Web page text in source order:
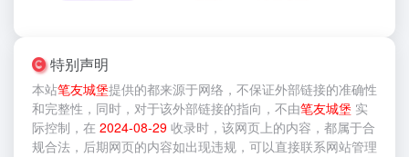
特别声明
本站笔友城堡提供的都来源于网络，不保证外部链接的准确性
和完整性，同时，对于该外部链接的指向，不由笔友城堡 实
际控制，在 2024-08-29 收录时，该网页上的内容，都属于合
规合法，后期网页的内容如出现违规，可以直接联系网站管理